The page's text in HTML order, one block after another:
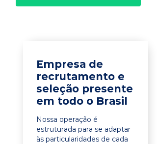
Empresa de
recrutamento e
seleção presente
em todo o Brasil
Nossa operação é
estruturada para se adaptar
às particularidades de cada